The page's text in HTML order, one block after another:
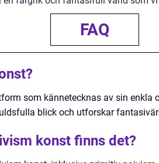
FAQ
som kännetecknas av sin enkla
blick och utforskar
konst finns det?